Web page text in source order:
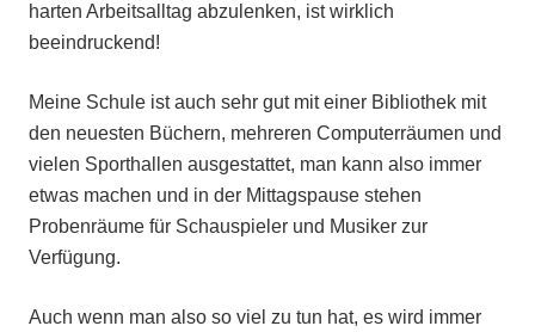
harten Arbeitsalltag abzulenken, ist wirklich
beeindruckend!
Meine Schule ist auch sehr gut mit einer Bibliothek mit
den neuesten Büchern, mehreren Computerräumen und
vielen Sporthallen ausgestattet, man kann also immer
etwas machen und in der Mittagspause stehen
Probenräume für Schauspieler und Musiker zur
Verfügung.
Auch wenn man also so viel zu tun hat, es wird immer